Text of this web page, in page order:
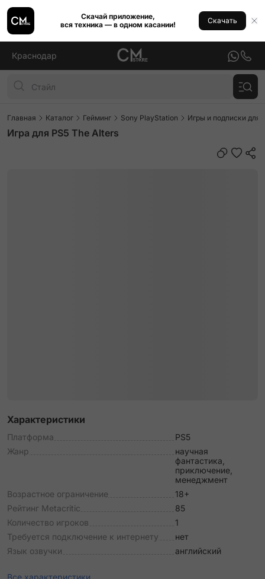
Скачай приложение,
вся техника — в одном касании!
Скачать
Краснодар
Главная Каталог Гейминг Sony PlayStation Игры и подписки для
Игра для PS5 The Alters
Характеристики
Платформа
PS5
Жанр
научная
фантастика,
приключение,
менеджмент
Возрастное ограничение
18+
Рейтинг Metacritic
85
Количество игроков
1
Требуется подключение к интернету
нет
Язык озвучки
английский
Все характеристики